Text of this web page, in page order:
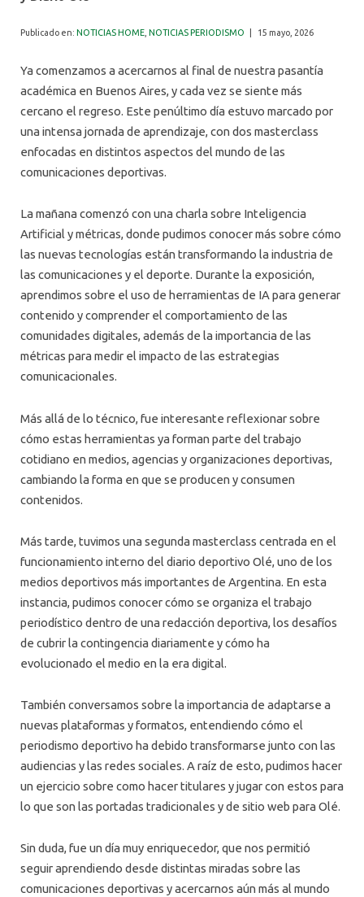
Publicado en: NOTICIAS HOME NOTICIAS PERIODISMO 15 mayo, 2026
Ya comenzamos a acercarnos al final de nuestra pasantía
académica en Buenos Aires, y cada vez se siente más
cercano el regreso. Este penúltimo día estuvo marcado por
una intensa jornada de aprendizaje, con dos masterclass
enfocadas en distintos aspectos del mundo de las
comunicaciones deportivas.
La mañana comenzó con una charla sobre Inteligencia
Artificial y métricas, donde pudimos conocer más sobre cómo
las nuevas tecnologías están transformando la industria de
las comunicaciones y el deporte. Durante la exposición,
aprendimos sobre el uso de herramientas de IA para generar
contenido y comprender el comportamiento de las
comunidades digitales, además de la importancia de las
métricas para medir el impacto de las estrategias
comunicacionales.
Más allá de lo técnico, fue interesante reflexionar sobre
cómo estas herramientas ya forman parte del trabajo
cotidiano en medios, agencias y organizaciones deportivas,
cambiando la forma en que se producen y consumen
contenidos.
Más tarde, tuvimos una segunda masterclass centrada en el
funcionamiento interno del diario deportivo Olé, uno de los
medios deportivos más importantes de Argentina. En esta
instancia, pudimos conocer cómo se organiza el trabajo
periodístico dentro de una redacción deportiva, los desafíos
de cubrir la contingencia diariamente y cómo ha
evolucionado el medio en la era digital.
También conversamos sobre la importancia de adaptarse a
nuevas plataformas y formatos, entendiendo cómo el
periodismo deportivo ha debido transformarse junto con las
audiencias y las redes sociales. A raíz de esto, pudimos hacer
un ejercicio sobre como hacer titulares y jugar con estos para
lo que son las portadas tradicionales y de sitio web para Olé.
Sin duda, fue un día muy enriquecedor, que nos permitió
seguir aprendiendo desde distintas miradas sobre las
comunicaciones deportivas y acercarnos aún más al mundo